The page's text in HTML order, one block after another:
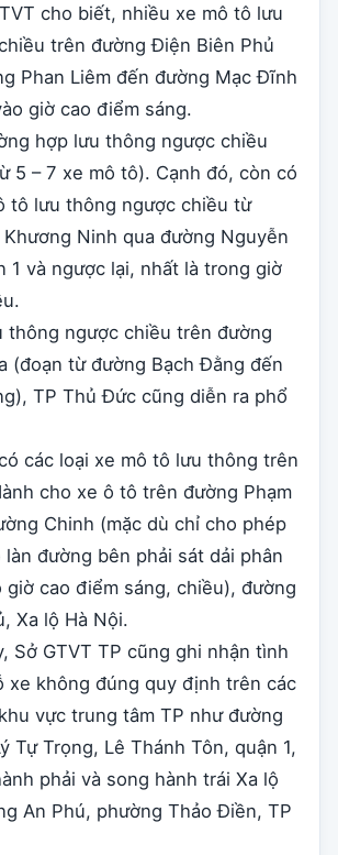
cho biết, nhiều xe mô tô lưu
trên đường Điện Biên Phủ
Phan Liêm đến đường Mạc Đĩnh
giờ cao điểm sáng.
hợp lưu thông ngược chiều
5 – 7 xe mô tô). Cạnh đó, còn có
tô lưu thông ngược chiều từ
Ninh qua đường Nguyễn
1 và ngược lại, nhất là trong giờ
thông ngược chiều trên đường
(đoạn từ đường Bạch Đằng đến
TP Thủ Đức cũng diễn ra phổ
các loại xe mô tô lưu thông trên
cho xe ô tô trên đường Phạm
Chinh (mặc dù chỉ cho phép
đường bên phải sát dải phân
giờ cao điểm sáng, chiều), đường
Xa lộ Hà Nội.
Sở GTVT TP cũng ghi nhận tình
xe không đúng quy định trên các
vực trung tâm TP như đường
Tự Trọng, Lê Thánh Tôn, quận 1,
phải và song hành trái Xa lộ
An Phú, phường Thảo Điền, TP